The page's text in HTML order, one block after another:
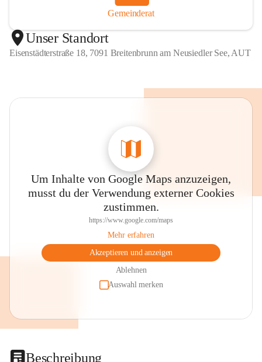
Gemeinderat
Unser Standort
Eisenstädterstraße 18, 7091 Breitenbrunn am Neusiedler See, AUT
Um Inhalte von Google Maps anzuzeigen,
musst du der Verwendung externer Cookies
zustimmen.
https://www.google.com/maps
Mehr erfahren
Akzeptieren und anzeigen
Ablehnen
Auswahl merken
Beschreibung